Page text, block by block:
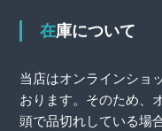
在庫について
当店はオンラインショ
おります。そのため、
頭で品切れしている場